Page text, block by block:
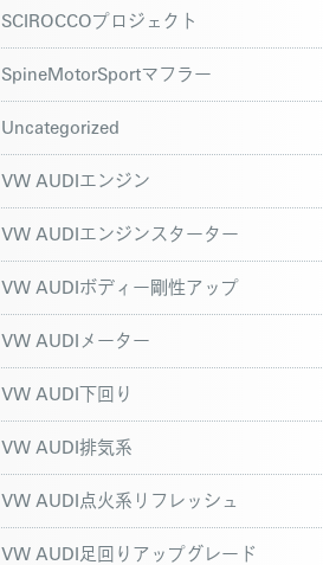
SCIROCCOプロジェクト
SpineMotorSportマフラー
Uncategorized
VW AUDIエンジン
VW AUDIエンジンスターター
VW AUDIボディー剛性アップ
VW AUDIメーター
VW AUDI下回り
VW AUDI排気系
VW AUDI点火系リフレッシュ
VW AUDI足回りアップグレード